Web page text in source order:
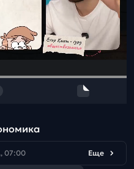
07:00 Еще